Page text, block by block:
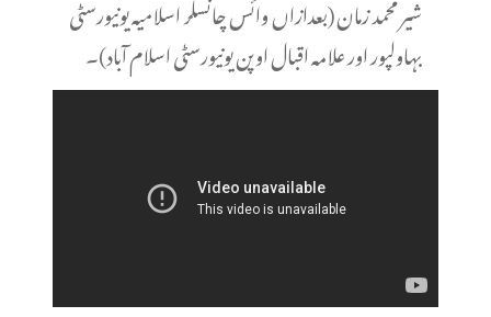
شیر محمد زمان (بعدازاں وائس چانسلر اسلامیہ یونیورسٹی
بہاولپور اور علامہ اقبال اوپن یونیورسٹی اسلام آباد)۔